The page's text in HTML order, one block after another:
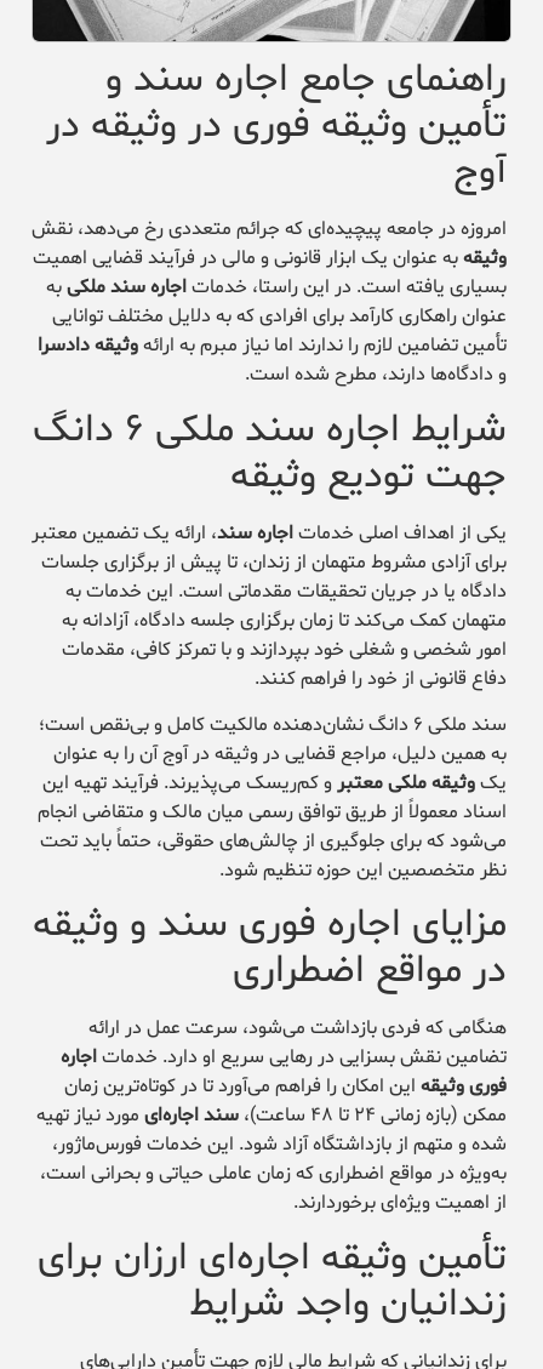
راهنمای جامع اجاره سند و
تأمین وثیقه فوری در وثیقه در
آوج
امروزه در جامعه پیچیده‌ای که جرائم متعددی رخ می‌دهد، نقش
وثیقهبه عنوان یک ابزار قانونی و مالی در فرآیند قضایی اهمیت
بسیاری یافته است. در این راستا، خدماتاجاره سند ملکیبه
عنوان راهکاری کارآمد برای افرادی که به دلایل مختلف توانایی
تأمین تضامین لازم را ندارند اما نیاز مبرم به ارائهوثیقه دادسرا
و دادگاه‌ها دارند، مطرح شده است.
شرایط اجاره سند ملکی ۶ دانگ
جهت تودیع وثیقه
یکی از اهداف اصلی خدماتاجاره سند، ارائه یک تضمین معتبر
برای آزادی مشروط متهمان از زندان، تا پیش از برگزاری جلسات
دادگاه یا در جریان تحقیقات مقدماتی است. این خدمات به
متهمان کمک می‌کند تا زمان برگزاری جلسه دادگاه، آزادانه به
امور شخصی و شغلی خود بپردازند و با تمرکز کافی، مقدمات
دفاع قانونی از خود را فراهم کنند.
سند ملکی ۶ دانگ نشان‌دهنده مالکیت کامل و بی‌نقص است؛
به همین دلیل، مراجع قضایی در وثیقه در آوج آن را به عنوان
یکوثیقه ملکی معتبرو کم‌ریسک می‌پذیرند. فرآیند تهیه این
اسناد معمولاً از طریق توافق رسمی میان مالک و متقاضی انجام
می‌شود که برای جلوگیری از چالش‌های حقوقی، حتماً باید تحت
نظر متخصصین این حوزه تنظیم شود.
مزایای اجاره فوری سند و وثیقه
در مواقع اضطراری
هنگامی که فردی بازداشت می‌شود، سرعت عمل در ارائه
تضامین نقش بسزایی در رهایی سریع او دارد. خدماتاجاره
فوری وثیقه این امکان را فراهم می‌آورد تا در کوتاه‌ترین زمان
ممکن (بازه زمانی ۲۴ تا ۴۸ ساعت)،
سند اجاره‌ای مورد نیاز تهیه
شده و متهم از بازداشتگاه آزاد شود. این خدمات فورس‌ماژور،
به‌ویژه در مواقع اضطراری که زمان عاملی حیاتی و بحرانی است،
از اهمیت ویژه‌ای برخوردارند.
تأمین وثیقه اجاره‌ای ارزان برای
زندانیان واجد شرایط
برای زندانیانی که شرایط مالی لازم جهت تأمین دارایی‌های